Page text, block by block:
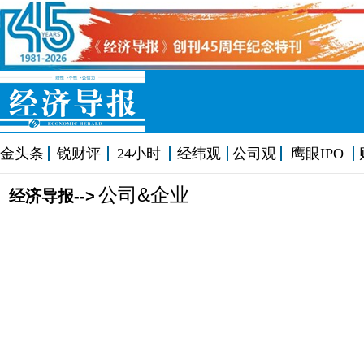
金头条 锐财评 24小时 经纬观 公司观 鹰眼IPO
经济导报--> 公司&企业